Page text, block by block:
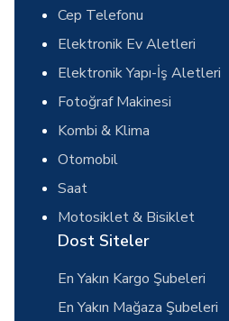
Cep Telefonu
Elektronik Ev Aletleri
Elektronik Yapı-İş Aletleri
Fotoğraf Makinesi
Kombi & Klima
Otomobil
Saat
Motosiklet & Bisiklet
Dost Siteler
En Yakın Kargo Şubeleri
En Yakın Mağaza Şubeleri